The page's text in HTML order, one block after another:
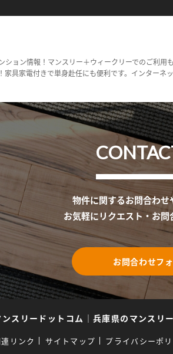
ョン情報！マンスリー＋ウィークリーでのご利
具家電付きで単身赴任にも便利です。インター
物件に関するお問合わせ
お気軽にリクエスト・お問
お問合わせフ
スリードットコム ｜ 兵庫県のマンスリ
リンク サイトマップ プライバシーポ